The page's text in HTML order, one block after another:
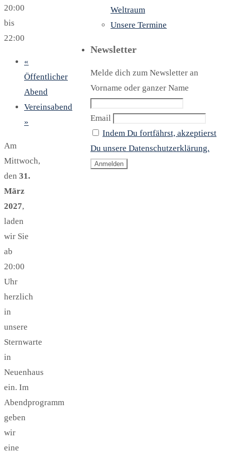
20:00
bis
22:00
«
Öffentlicher
Abend
Vereinsabend
»
Am
Mittwoch,
den 31.
März
2027,
laden
wir Sie
ab
20:00
Uhr
herzlich
in
unsere
Sternwarte
in
Neuenhaus
ein. Im
Abendprogramm
geben
wir
eine
Weltraum
Unsere Termine
Newsletter
Melde dich zum Newsletter an
Vorname oder ganzer Name
Email
Indem Du fortfährst, akzeptierst
Du unsere Datenschutzerklärung.